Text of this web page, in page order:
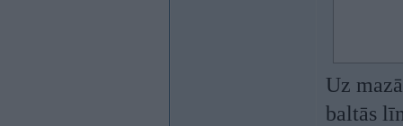
Uz
baltās